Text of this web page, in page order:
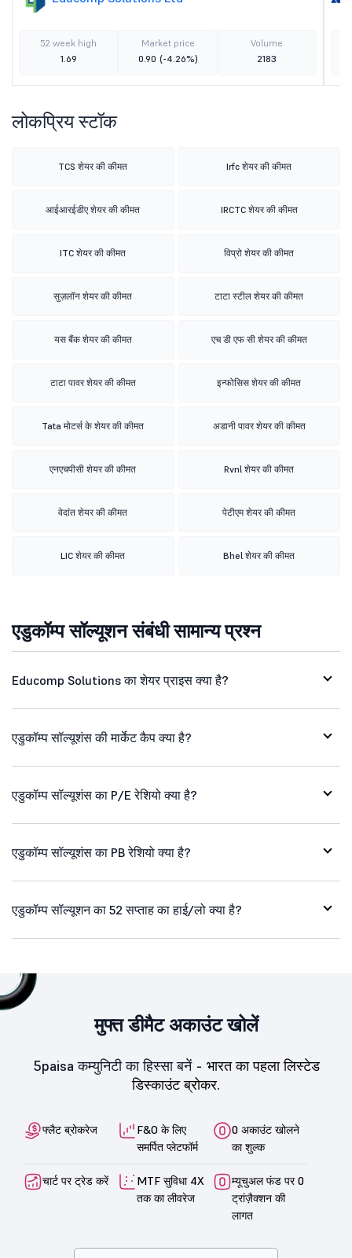
52 week high
1.69
Market price
0.90 (-4.26%)
Volume
2183
लोकप्रिय स्टॉक
TCS शेयर की कीमत Irfc शेयर की कीमत
आईआरईडीए शेयर की कीमत IRCTC शेयर की कीमत
ITC शेयर की कीमत विप्रो शेयर की कीमत
सुज़लॉन शेयर की कीमत टाटा स्टील शेयर की कीमत
यस बैंक शेयर की कीमत एच डी एफ सी शेयर की कीमत
टाटा पावर शेयर की कीमत इन्फोसिस शेयर की कीमत
Tata मोटर्स के शेयर की कीमत अडानी पावर शेयर की कीमत
एनएचपीसी शेयर की कीमत Rvnl शेयर की कीमत
वेदांत शेयर की कीमत पेटीएम शेयर की कीमत
LIC शेयर की कीमत Bhel शेयर की कीमत
एडुकॉम्प सॉल्यूशन संबंधी सामान्य प्रश्न
Educomp Solutions का शेयर प्राइस क्या है?
एडुकॉम्प सॉल्यूशंस की मार्केट कैप क्या है?
एडुकॉम्प सॉल्यूशंस का P/E रेशियो क्या है?
एडुकॉम्प सॉल्यूशंस का PB रेशियो क्या है?
एडुकॉम्प सॉल्यूशन का 52 सप्ताह का हाई/लो क्या है?
मुफ्त डीमैट अकाउंट खोलें
5paisa कम्युनिटी का हिस्सा बनें - भारत का पहला लिस्टेड
डिस्काउंट ब्रोकर.
फ्लैट ब्रोकरेज
F&O के लिए
समर्पित प्लेटफॉर्म
0 अकाउंट खोलने
का शुल्क
चार्ट पर ट्रेड करें
MTF सुविधा 4X
तक का लीवरेज
म्यूचुअल फंड पर 0
ट्रांज़ैक्शन की
लागत